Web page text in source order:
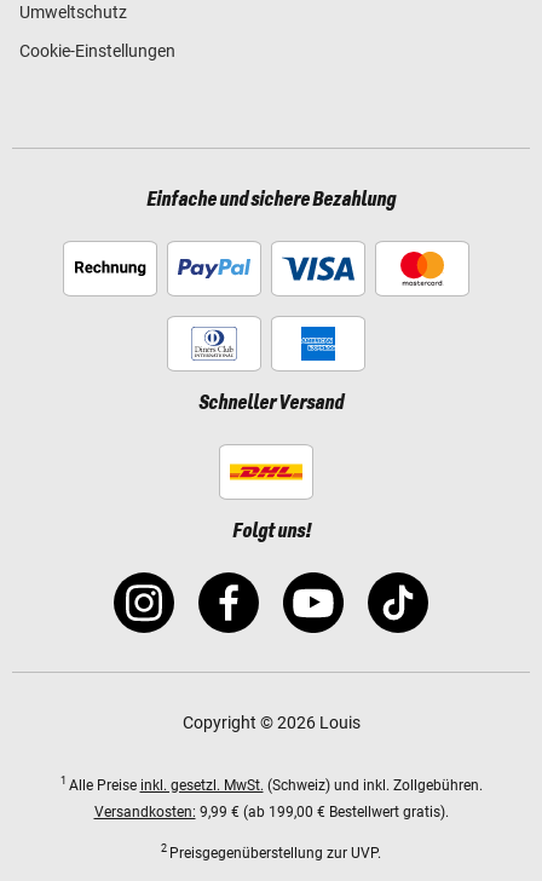
Umweltschutz
Cookie-Einstellungen
Einfache und sichere Bezahlung
Schneller Versand
Folgt uns!
Copyright © 2026 Louis
1 Alle Preise inkl. gesetzl. MwSt. (Schweiz) und inkl. Zollgebühren.
Versandkosten: 9,99 € (ab 199,00 € Bestellwert gratis).
2 Preisgegenüberstellung zur UVP.